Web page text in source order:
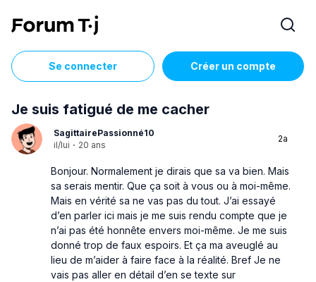
Se connecter Créer un compte
Je suis fatigué de me cacher
SagittairePassionné10
il/lui · 20 ans
2a
Bonjour. Normalement je dirais que sa va bien. Mais
sa serais mentir. Que ça soit à vous ou à moi-même.
Mais en vérité sa ne vas pas du tout. J’ai essayé
d’en parler ici mais je me suis rendu compte que je
n’ai pas été honnête envers moi-même. Je me suis
donné trop de faux espoirs. Et ça ma aveuglé au
lieu de m’aider à faire face à la réalité. Bref Je ne
vais pas aller en détail d’en se texte sur